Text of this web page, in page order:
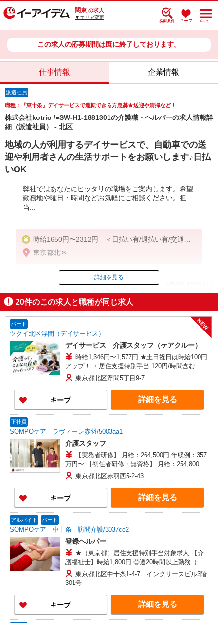
関東 の求人
▼エリア変更
この求人の応募期間は既に終了しております。
仕事情報 企業情報
派遣社員
職種：『東十条』デイサービスで運転できる方急募★送迎や清掃など！
株式会社kotrio /●SW-H1-1881301の介護職・ヘルパーの求人情報詳
細（派遣社員） - 北区
地域の人が利用するデイサービスで、自動車での送
迎や利用者さんの生活サポートをお願いします♪日払
いOK
弊社ではあなたにピッタリの職場をご案内します。希望
勤務地や曜日・時間などお気軽にご相談ください。担
当...
時給1650円〜2312円 ＜日払い有/週払い有/交通費
全支給(ガソリン代含む)＞
東京都北区
ID：AE0514200144
掲載期間終了
詳細を見る
20件のこの求人と職種が同じ求人
パート
ツクイ北区浮間（デイサービス）
NEW
デイサービス 介護スタッフ（ケアクルー）
時給1,346円〜1,577円 ★土日祝日は時給100円
アップ！ ・居住支援特別手当:120円/時間含む ※
給与幅は資格・経験等による
東京都北区浮間5丁目9-7
キープ 詳細を見る
正社員
SOMPOケア ラヴィーレ赤羽/5003aa1
介護スタッフ
【実務者研修】 月給：264,500円 年収例：357
万円〜 【初任者研修・無資格】 月給：254,800円
年収例：347万円〜 ※職務手当、（東京都）居住
支援特別手当、日祝手当（月平均2回分）、夜勤手
当（月平均4回分）等、毎月平均的に支払われる手
当を含みます。 ※居住支援特別手当は勤続5年目
までの方はさらに1万円支給（再入社は除く） ◎
間外手当支給（超過1分〜）
東京都北区赤羽西5-2-43
キープ 詳細を見る
アルバイト パート
SOMPOケア 中十条 訪問介護/3037cc2
登録ヘルパー
★（東京都）居住支援特別手当対象求人 【介
護福祉士】時給1,800円 ◎週20時間以上勤務（社
保加入者）の場合は時給1,850円 ＊早朝夜間（〜8
時、18時〜）：時給2,250円〜 ＊日曜祝日：時給
2,100円〜 【実務者研修・初任者研修（ヘルパー1
級・2級）】時給1,720円 ◎週20時間以上勤務（社
保加入者）の場合は時給1,770円 ＊早朝夜間（〜8
時、18時〜）：時給2,150円〜 ＊日曜祝日：時給
東京都北区中十条1-4-7 インクリースビル3階
301号
キープ 詳細を見る